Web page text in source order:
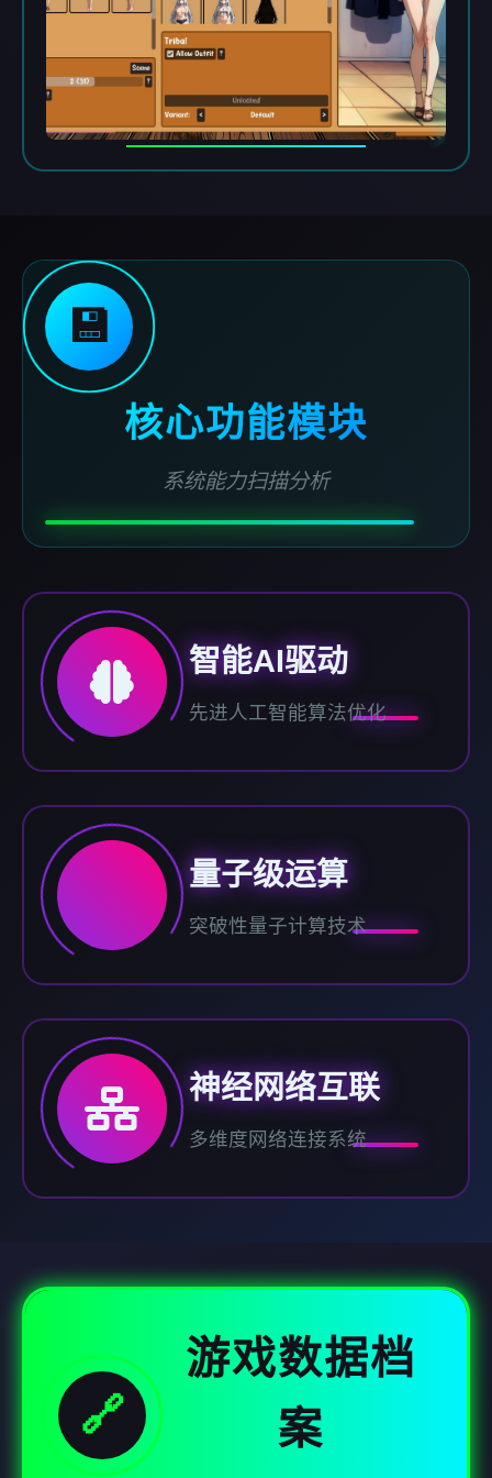
💾
核心功能模块
系统能力扫描分析
智能AI驱动
先进人工智能算法优化
量子级运算
突破性量子计算技术
神经网络互联
多维度网络连接系统
🔗
游戏数据档
案